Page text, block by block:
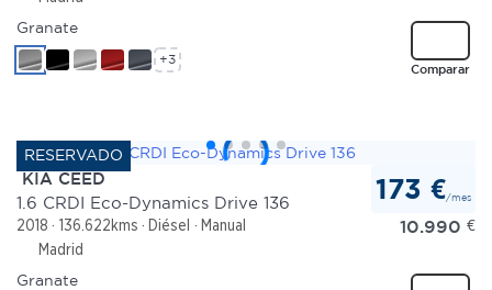
Comparar
Granate
+3
KIA CEED
1.6 CRDI Eco-Dynamics Drive 136
2018 136.622kms Diésel
Manual
Madrid
173 €/mes
10.990 €
Granate